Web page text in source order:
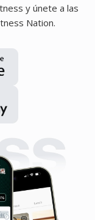
y únete a las
Nation.